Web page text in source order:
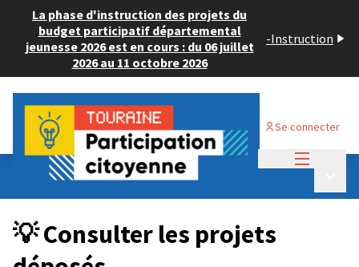
La phase d'instruction des projets du
budget participatif départemental
jeunesse 2026 est en cours : du 06 juillet
2026 au 11 octobre 2026
-Instruction
Se connecter
Budget Participatif JEUNESSE 2024
💡 Consulter les projets déposés
💡 Consulter les projets